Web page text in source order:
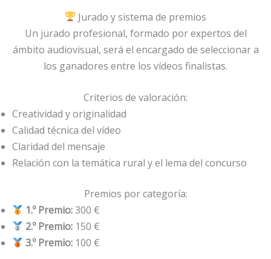
Jurado y sistema de premios
Un jurado profesional, formado por expertos del
ámbito audiovisual, será el encargado de seleccionar a
los ganadores entre los vídeos finalistas.
Criterios de valoración:
Creatividad y originalidad
Calidad técnica del vídeo
Claridad del mensaje
Relación con la temática rural y el lema del concurso
Premios por categoría:
1.º Premio:300 €
2.º Premio: 150 €
3.º Premio: 100 €